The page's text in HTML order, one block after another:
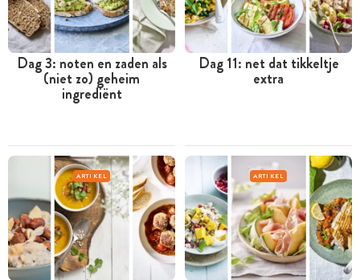
Dag 3: noten en zaden als
(niet zo) geheim
ingrediënt
Dag 11: net dat tikkeltje
extra
ARTIKEL ARTIKEL